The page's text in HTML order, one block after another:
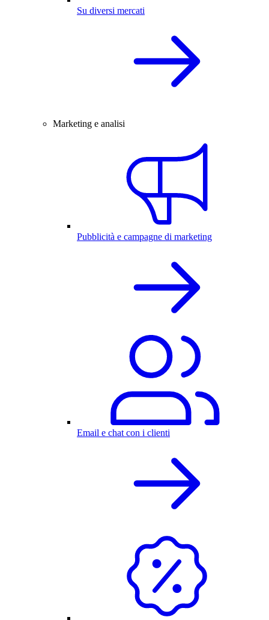
Su diversi mercati
Marketing e analisi
Pubblicità e campagne di marketing
Email e chat con i clienti